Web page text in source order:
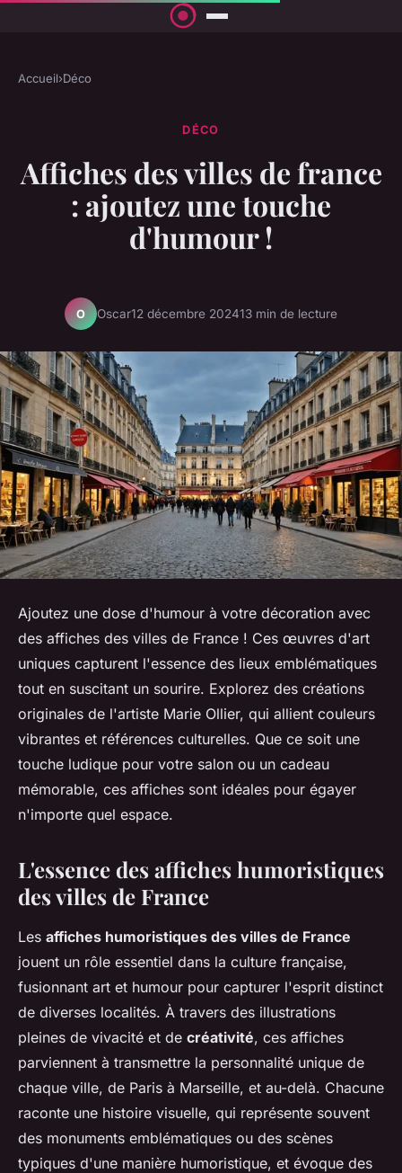
Accueil›Déco
DÉCO
Affiches des villes de france
: ajoutez une touche
d'humour !
O Oscar12 décembre 202413 min de lecture
Ajoutez une dose d'humour à votre décoration avec
des affiches des villes de France ! Ces œuvres d'art
uniques capturent l'essence des lieux emblématiques
tout en suscitant un sourire. Explorez des créations
originales de l'artiste Marie Ollier, qui allient couleurs
vibrantes et références culturelles. Que ce soit une
touche ludique pour votre salon ou un cadeau
mémorable, ces affiches sont idéales pour égayer
n'importe quel espace.
L'essence des affiches humoristiques
des villes de France
Les affiches humoristiques des villes de France
jouent un rôle essentiel dans la culture française,
fusionnant art et humour pour capturer l'esprit distinct
de diverses localités. À travers des illustrations
pleines de vivacité et de créativité, ces affiches
parviennent à transmettre la personnalité unique de
chaque ville, de Paris à Marseille, et au-delà. Chacune
raconte une histoire visuelle, qui représente souvent
des monuments emblématiques ou des scènes
typiques d'une manière humoristique, et évoque des